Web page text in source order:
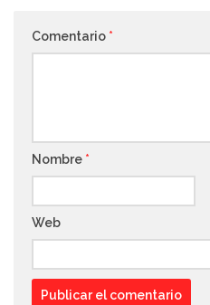
Comentario *
Nombre *
Web